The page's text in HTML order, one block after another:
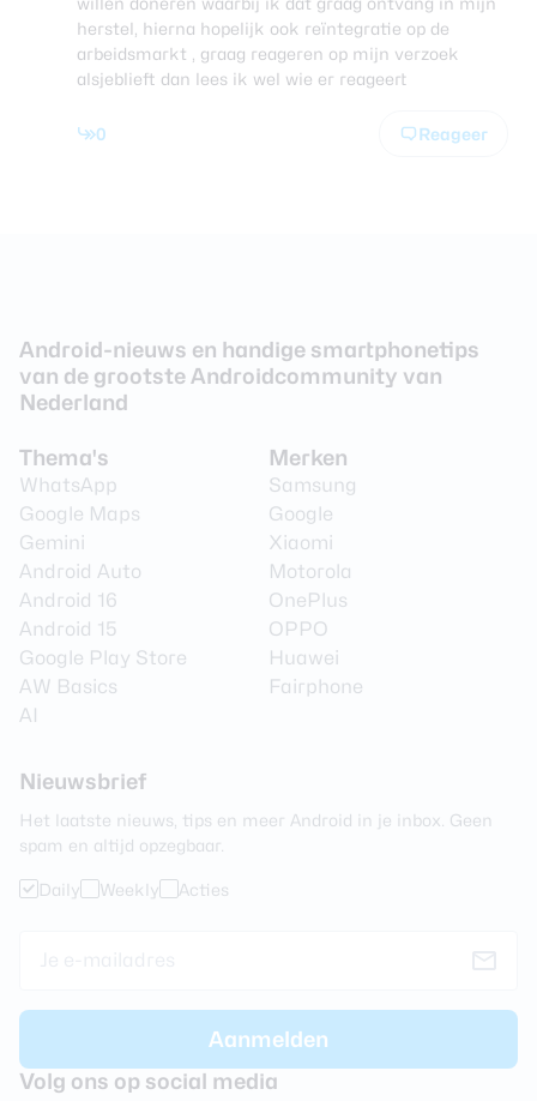
herstel, hierna hopelijk ook reïntegratie op de
arbeidsmarkt , graag reageren op mijn verzoek
alsjeblieft dan lees ik wel wie er reageert
0 Reageer
Android-nieuws en handige smartphonetips
van de grootste Androidcommunity van
Nederland
Thema's
WhatsApp
Google Maps
Gemini
Android Auto
Android 16
Android 15
Google Play Store
AW Basics
AI
Merken
Samsung
Google
Xiaomi
Motorola
OnePlus
OPPO
Huawei
Fairphone
Nieuwsbrief
Het laatste nieuws, tips en meer Android in je inbox. Geen
spam en altijd opzegbaar.
Daily Weekly Acties
Volg ons op social media